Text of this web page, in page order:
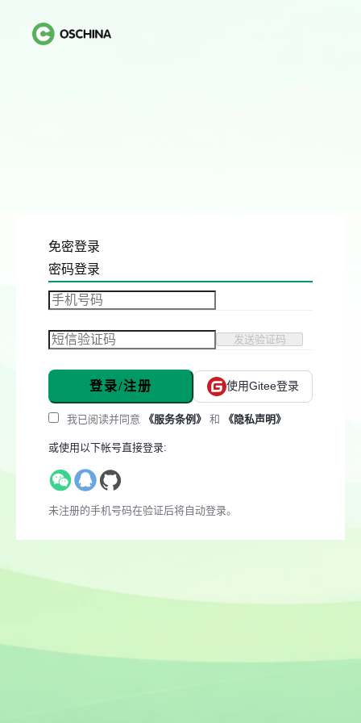
免密登录
密码登录
发送验证码
登录/注册 使用Gitee登录
我已阅读并同意 《服务条例》 和 《隐私声明》
或使用以下帐号直接登录:
未注册的手机号码在验证后将自动登录。